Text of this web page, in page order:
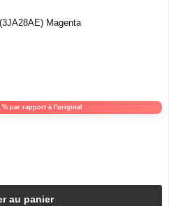
Magenta
% par rapport à l'original
au panier